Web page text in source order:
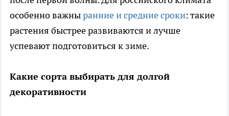
особенно важныранние и средние сроки: такие
растения быстрее развиваются и лучше
успевают подготовиться к зиме.
Какие сорта выбирать для долгой
декоративности